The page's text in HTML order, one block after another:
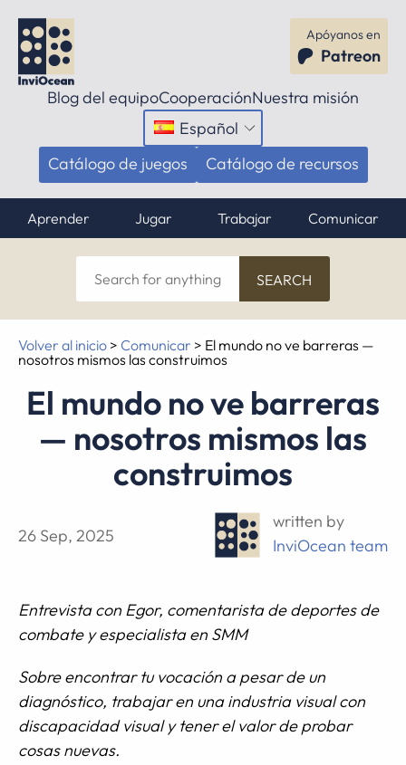
Apóyanos en
Patreon
Blog del equipoCooperaciónNuestra misión
Español
Abrir
el
menú
Catálogo de juegos Catálogo de recursos
Aprender Jugar Trabajar Comunicar
Search
for
anything
Volver al inicio > Comunicar > El mundo no ve barreras —
nosotros mismos las construimos
El mundo no ve barreras
— nosotros mismos las
construimos
26 Sep, 2025
written by
InviOcean team
Entrevista con Egor, comentarista de deportes de
combate y especialista en SMM
Sobre encontrar tu vocación a pesar de un
diagnóstico, trabajar en una industria visual con
discapacidad visual y tener el valor de probar
cosas nuevas.